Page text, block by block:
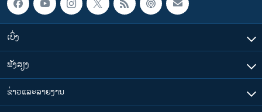
ເບິ່ງ
ຟັງສຽງ
ຂ່າວແລະລາຍງານ